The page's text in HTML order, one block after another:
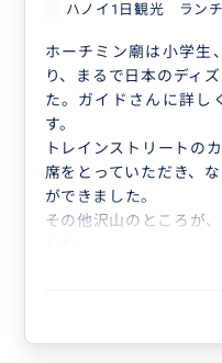
ハノイ1日観光 ラン
ホーチミン廟は小学生
り、まるで日本のディ
た。ガイドさんに詳し
す。
トレインストリートの
席をとっていただき、
ができました。
その他沢山のところが